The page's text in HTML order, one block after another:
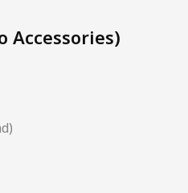
Accessories)